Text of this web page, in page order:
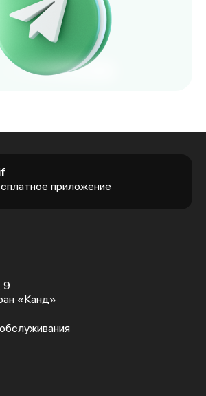
приложение
9
«Канд»